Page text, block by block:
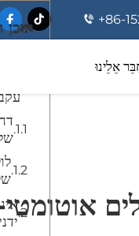
+86-
אֵלֵינוּ
תוכן
של ±0.5